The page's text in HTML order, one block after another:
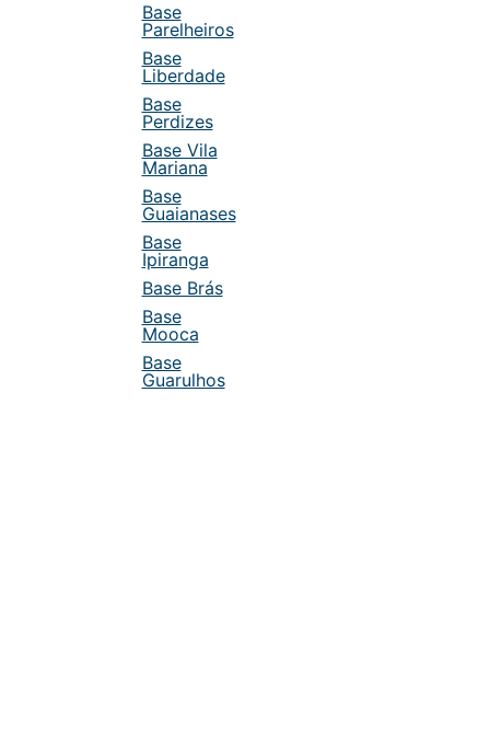
Base
Parelheiros
Base
Liberdade
Base
Perdizes
Base Vila
Mariana
Base
Guaianases
Base
Ipiranga
Base Brás
Base
Mooca
Base
Guarulhos